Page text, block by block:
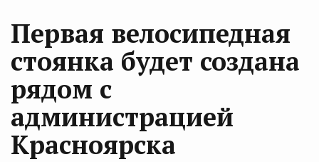
Первая велосипедная
стоянка будет создана
рядом с
администрацией
Красноярска